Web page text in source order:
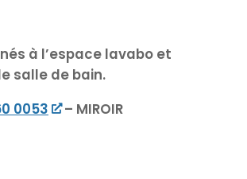
à l’espace lavabo et
salle de bain.
0053
– MIROIR